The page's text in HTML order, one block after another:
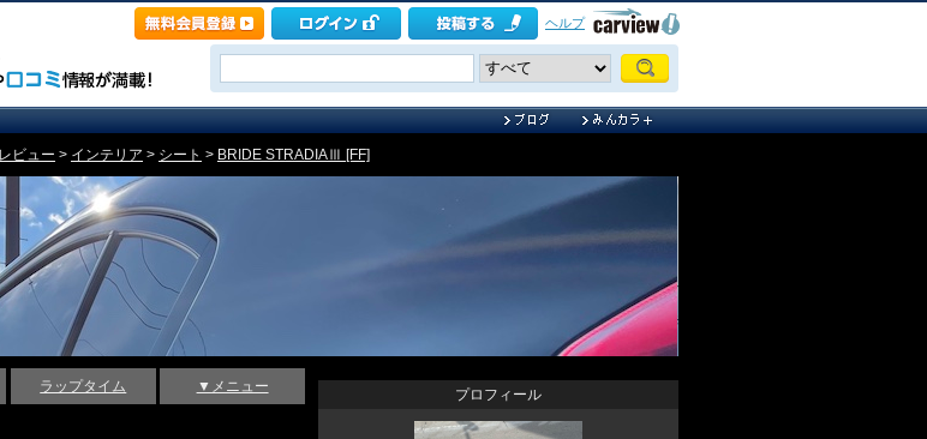
ヘルプ
ビュー > インテリア > シート > BRIDE STRADIAⅢ [FF]
ラップタイム ▼メニュー プロフィール